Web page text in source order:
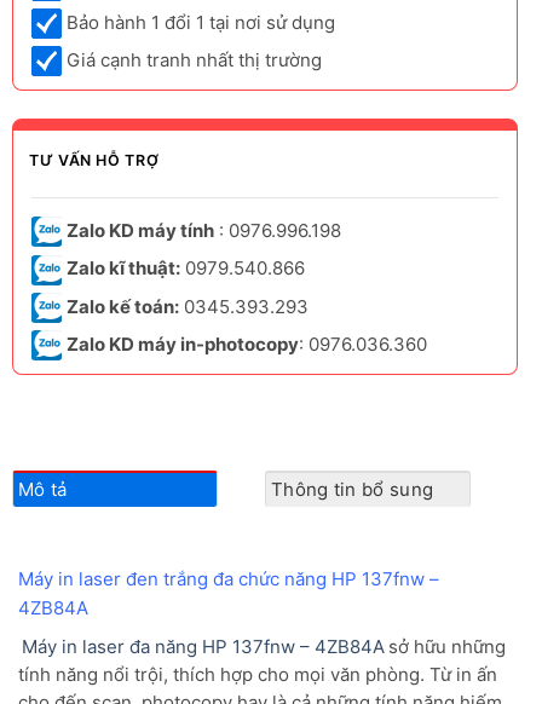
Bảo hành 1 đổi 1 tại nơi sử dụng
Giá cạnh tranh nhất thị trường
TƯ VẤN HỖ TRỢ
Zalo KD máy tính : 0976.996.198
Zalo kĩ thuật: 0979.540.866
Zalo kế toán: 0345.393.293
Zalo KD máy in-photocopy: 0976.036.360
Mô tả Thông tin bổ sung
Máy in laser đen trắng đa chức năng HP 137fnw –
4ZB84A
Máy in laser đa năng HP 137fnw – 4ZB84A sở hữu những
tính năng nổi trội, thích hợp cho mọi văn phòng. Từ in ấn